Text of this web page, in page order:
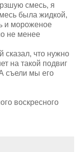
смесь, я
была жидкой,
и мороженое
не менее
сказал, что нужно
на такой подвиг
съели мы его
воскресного